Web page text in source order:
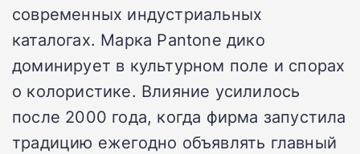
современных индустриальных
каталогах. Марка Pantone дико
доминирует в культурном поле и спорах
о колористике. Влияние усилилось
после 2000 года, когда фирма запустила
традицию ежегодно объявлять главный